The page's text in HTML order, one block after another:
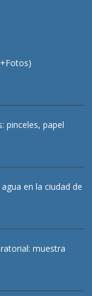
pinceles, papel
en la ciudad de
muestra